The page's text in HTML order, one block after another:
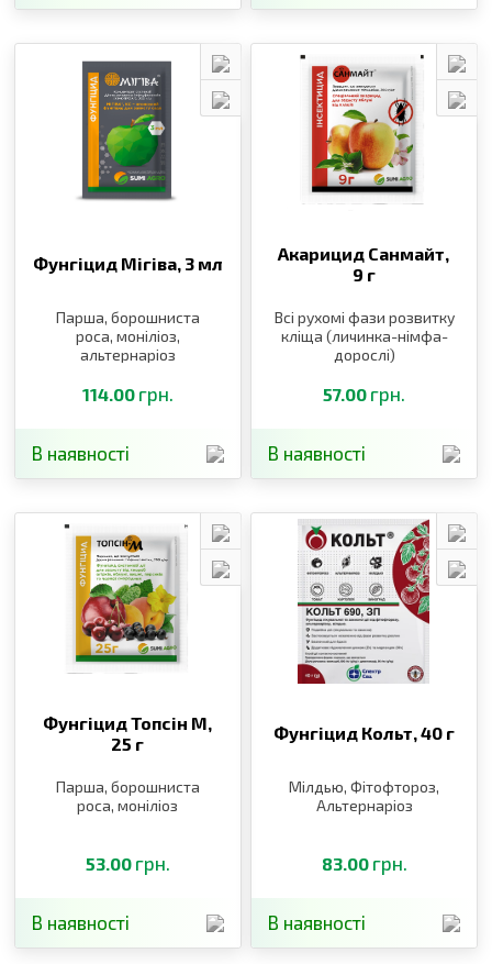
Фунгіцид Мігіва, 3 мл
Парша, борошниста
роса, моніліоз,
альтернаріоз
114.00 грн.
В наявності
Акарицид Санмайт,
9 г
Всі рухомі фази розвитку
кліща (личинка-німфа-
дорослі)
57.00 грн.
В наявності
Фунгіцид Топсін М,
25 г
Парша, борошниста
роса, моніліоз
53.00 грн.
В наявності
Фунгіцид Кольт, 40 г
Мілдью, Фітофтороз,
Альтернаріоз
83.00 грн.
В наявності